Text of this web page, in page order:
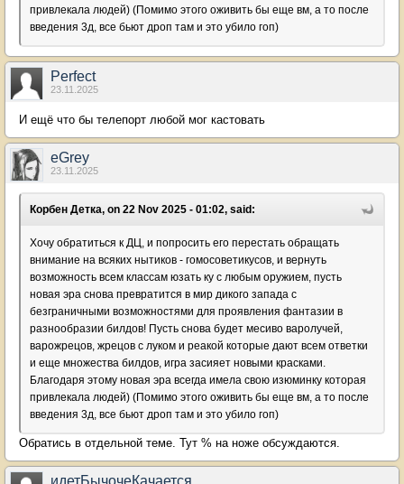
привлекала людей) (Помимо этого оживить бы еще вм, а то после
введения 3д, все бьют дроп там и это убило гоп)
Perfect
23.11.2025
И ещё что бы телепорт любой мог кастовать
eGrey
23.11.2025
Корбен Детка, on 22 Nov 2025 - 01:02, said:
Хочу обратиться к ДЦ, и попросить его перестать обращать
внимание на всяких нытиков - гомосоветикусов, и вернуть
возможность всем классам юзать ку с любым оружием, пусть
новая эра снова превратится в мир дикого запада с
безграничными возможностями для проявления фантазии в
разнообразии билдов! Пусть снова будет месиво варолучей,
варожрецов, жрецов с луком и реакой которые дают всем ответки
и еще множества билдов, игра засияет новыми красками.
Благодаря этому новая эра всегда имела свою изюминку которая
привлекала людей) (Помимо этого оживить бы еще вм, а то после
введения 3д, все бьют дроп там и это убило гоп)
Обратись в отдельной теме. Тут % на ноже обсуждаются.
идетБычочеКачается